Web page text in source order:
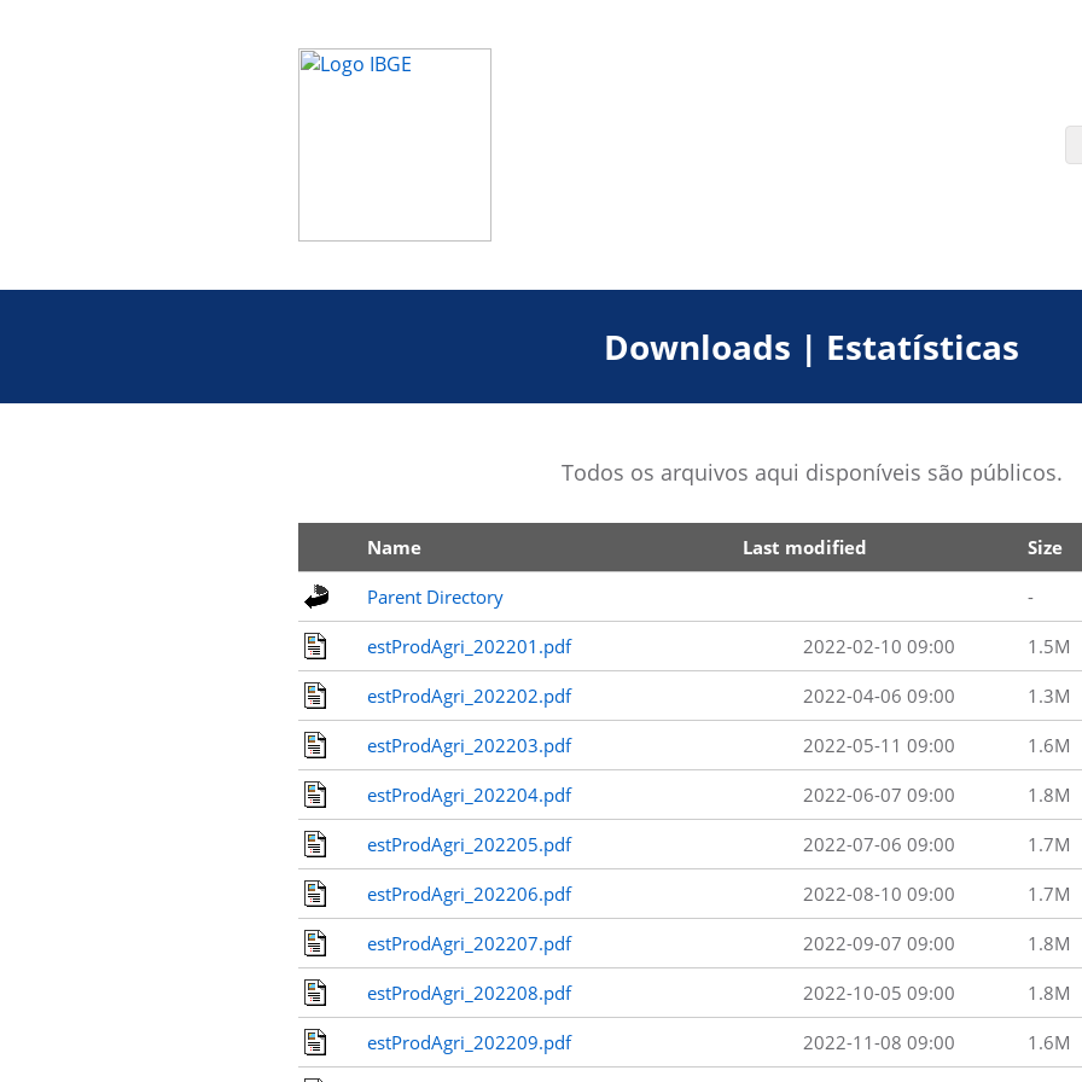
Downloads | Estatísticas
Todos os arquivos aqui disponíveis são públicos.
Name Last modified Size
Parent Directory -
estProdAgri_202201.pdf 2022-02-10 09:00 1.5M
estProdAgri_202202.pdf 2022-04-06 09:00 1.3M
estProdAgri_202203.pdf 2022-05-11 09:00 1.6M
estProdAgri_202204.pdf 2022-06-07 09:00 1.8M
estProdAgri_202205.pdf 2022-07-06 09:00 1.7M
estProdAgri_202206.pdf 2022-08-10 09:00 1.7M
estProdAgri_202207.pdf 2022-09-07 09:00 1.8M
estProdAgri_202208.pdf 2022-10-05 09:00 1.8M
estProdAgri_202209.pdf 2022-11-08 09:00 1.6M